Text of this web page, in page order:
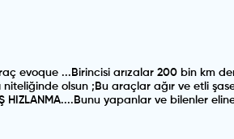
evoque ...Birincisi arızalar 200 bin km
olsun ;Bu araçlar ağır ve etli
HIZLANMA....Bunu yapanlar ve bilenler